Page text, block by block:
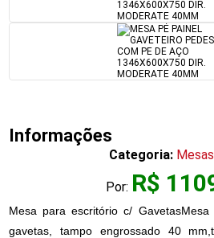
Informações
Categoria:
Por: R$
Mesa para escritório c/
gavetas, tampo engrossado 40